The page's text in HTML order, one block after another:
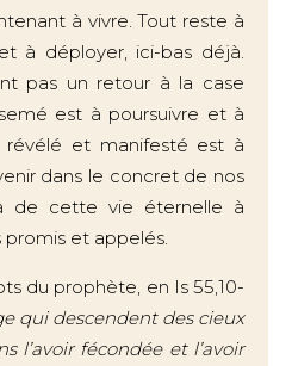
à vivre. Tout reste à
à déployer, ici-bas déjà.
pas un retour à la case
est à poursuivre et à
révélé et manifesté est à
dans le concret de nos
de cette vie éternelle à
et appelés.
du prophète, en Is 55,10-
qui descendent des cieux
l’avoir fécondée et l’avoir